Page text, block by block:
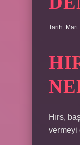
Tarih: Mart
Hırs,
vermeyi